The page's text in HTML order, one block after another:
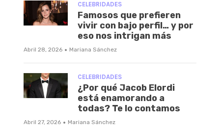
CELEBRIDADES
Famosos que prefieren
vivir con bajo perfil… y por
eso nos intrigan más
Abril 28, 2026 · Mariana Sánchez
CELEBRIDADES
¿Por qué Jacob Elordi
está enamorando a
todas? Te lo contamos
Abril 27, 2026 · Mariana Sánchez